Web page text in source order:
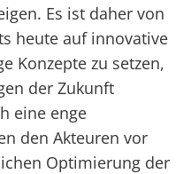
Es ist daher von
heute auf innovative
Konzepte zu setzen,
der Zukunft
eine enge
den Akteuren vor
Optimierung der